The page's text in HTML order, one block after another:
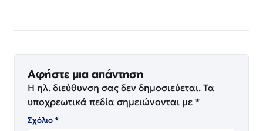
Αφήστε μια απάντηση
Η ηλ. διεύθυνση σας δεν δημοσιεύεται. Τα
υποχρεωτικά πεδία σημειώνονται με *
Σχόλιο*